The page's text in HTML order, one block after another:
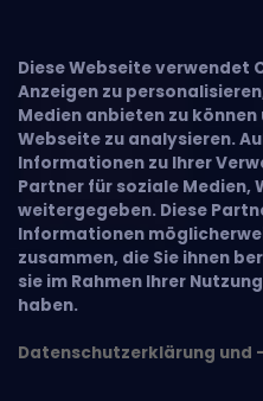
Diese Webseite verwendet
Anzeigen zu
Medien anbieten zu
Webseite zu analysieren.
Informationen zu Ihrer
Partner für soziale Medien,
weitergegeben. Diese
Informationen
zusammen, die Sie ihnen
sie im Rahmen Ihrer
haben.
Datenschutzerklärung und